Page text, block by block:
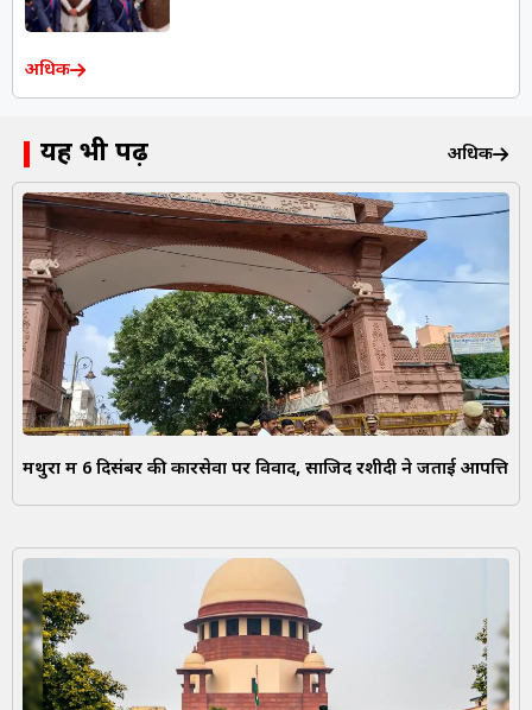
अधिक
यह भी पढ़ें अधिक
मथुरा में 6 दिसंबर की कारसेवा पर विवाद, साजिद रशीदी ने जताई आपत्ति